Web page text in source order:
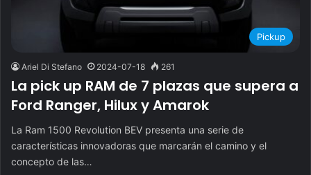
Pickup
Ariel Di Stefano 2024-07-18 261
La pick up RAM de 7 plazas que supera a
Ford Ranger, Hilux y Amarok
La Ram 1500 Revolution BEV presenta una serie de
características innovadoras que marcarán el camino y el
concepto de las…